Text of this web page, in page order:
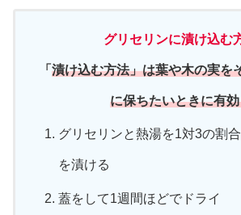
グリセリンに漬け込む
「 漬け込む方法」は葉や木の実を
に保ちたいときに有
グリセリンと熱湯を1対3の割
を漬ける
蓋をして1週間ほどでドライ